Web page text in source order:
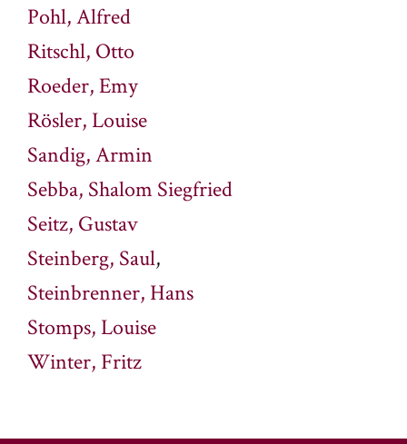
Pohl, Alfred
Ritschl, Otto
Roeder, Emy
Rösler, Louise
Sandig, Armin
Sebba, Shalom Siegfried
Seitz, Gustav
Steinberg, Saul,
Steinbrenner, Hans
Stomps, Louise
Winter, Fritz